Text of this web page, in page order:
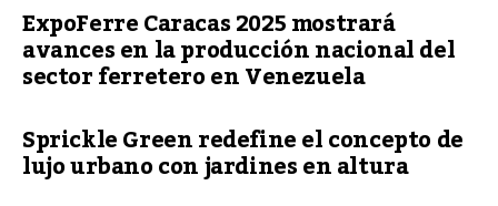
ExpoFerre Caracas 2025 mostrará
avances en la producción nacional del
sector ferretero en Venezuela
Sprickle Green redefine el concepto de
lujo urbano con jardines en altura